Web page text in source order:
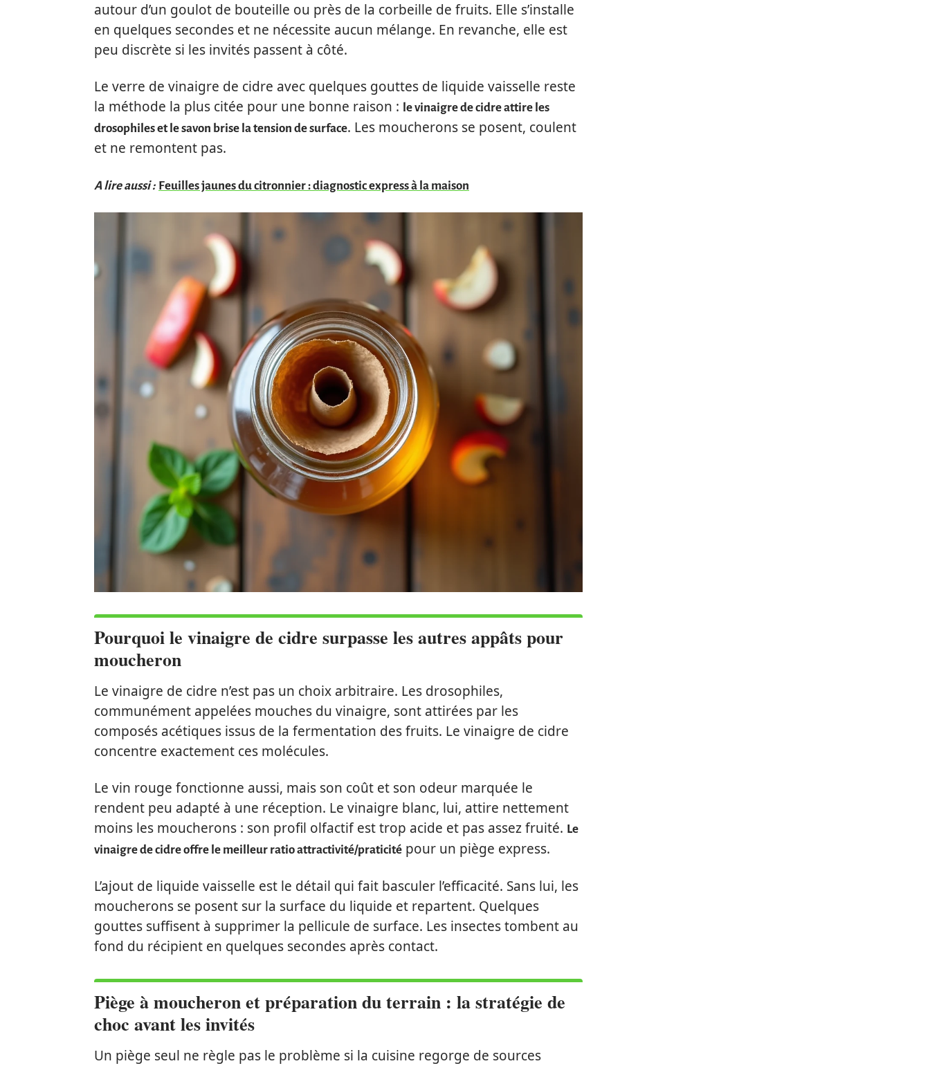
autour d’un goulot de bouteille ou près de la corbeille de fruits. Elle s’installe
en quelques secondes et ne nécessite aucun mélange. En revanche, elle est
peu discrète si les invités passent à côté.
Le verre de vinaigre de cidre avec quelques gouttes de liquide vaisselle reste
la méthode la plus citée pour une bonne raison : le vinaigre de cidre attire les
drosophiles et le savon brise la tension de surface. Les moucherons se posent, coulent
et ne remontent pas.
A lire aussi : Feuilles jaunes du citronnier : diagnostic express à la maison
Pourquoi le vinaigre de cidre surpasse les autres appâts pour
moucheron
Le vinaigre de cidre n’est pas un choix arbitraire. Les drosophiles,
communément appelées mouches du vinaigre, sont attirées par les
composés acétiques issus de la fermentation des fruits. Le vinaigre de cidre
concentre exactement ces molécules.
Le vin rouge fonctionne aussi, mais son coût et son odeur marquée le
rendent peu adapté à une réception. Le vinaigre blanc, lui, attire nettement
moins les moucherons : son profil olfactif est trop acide et pas assez fruité. Le
vinaigre de cidre offre le meilleur ratio attractivité/praticité pour un piège express.
L’ajout de liquide vaisselle est le détail qui fait basculer l’efficacité. Sans lui, les
moucherons se posent sur la surface du liquide et repartent. Quelques
gouttes suffisent à supprimer la pellicule de surface. Les insectes tombent au
fond du récipient en quelques secondes après contact.
Piège à moucheron et préparation du terrain : la stratégie de
choc avant les invités
Un piège seul ne règle pas le problème si la cuisine regorge de sources